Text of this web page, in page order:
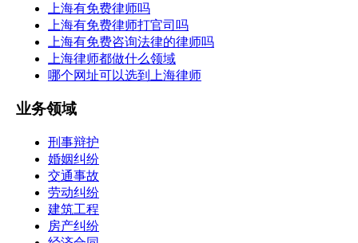
上海有免费律师吗
上海有免费律师打官司吗
上海有免费咨询法律的律师吗
上海律师都做什么领域
哪个网址可以选到上海律师
业务领域
刑事辩护
婚姻纠纷
交通事故
劳动纠纷
建筑工程
房产纠纷